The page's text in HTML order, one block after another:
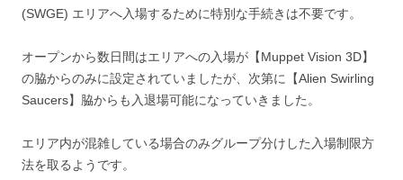
(SWGE) エリアへ入場するために特別な手続きは不要です。
オープンから数日間はエリアへの入場が【Muppet Vision 3D】
の脇からのみに設定されていましたが、次第に【Alien Swirling
Saucers】脇からも入退場可能になっていきました。
エリア内が混雑している場合のみグループ分けした入場制限方
法を取るようです。